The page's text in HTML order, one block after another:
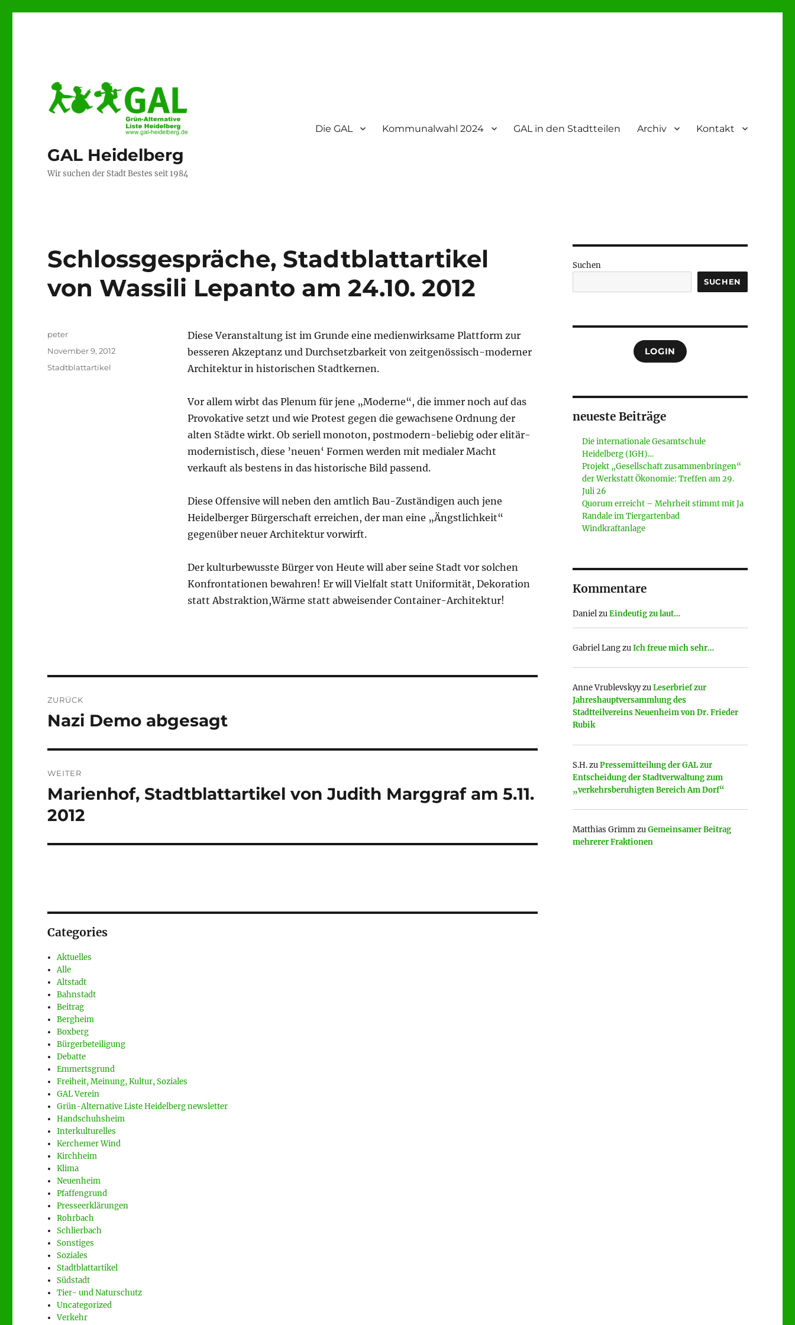
GAL Heidelberg
Wir suchen der Stadt Bestes seit 1984
Die GAL Kommunalwahl 2024 GAL in den Stadtteilen Archiv Kontakt
Schlossgespräche, Stadtblattartikel
von Wassili Lepanto am 24.10. 2012
Diese Veranstaltung ist im Grunde eine medienwirksame Plattform zur
besseren Akzeptanz und Durchsetzbarkeit von zeitgenössisch-moderner
Architektur in historischen Stadtkernen.
Vor allem wirbt das Plenum für jene „Moderne“, die immer noch auf das
Provokative setzt und wie Protest gegen die gewachsene Ordnung der
alten Städte wirkt. Ob seriell monoton, postmodern-beliebig oder elitär-
modernistisch, diese ’neuen‘ Formen werden mit medialer Macht
verkauft als bestens in das historische Bild passend.
Diese Offensive will neben den amtlich Bau-Zuständigen auch jene
Heidelberger Bürgerschaft erreichen, der man eine „Ängstlichkeit“
gegenüber neuer Architektur vorwirft.
Der kulturbewusste Bürger von Heute will aber seine Stadt vor solchen
Konfrontationen bewahren! Er will Vielfalt statt Uniformität, Dekoration
statt Abstraktion,Wärme statt abweisender Container-Architektur!
Autor
peter
Veröffentlicht
November 9, 2012
Kategorien
Stadtblattartikel
ZURÜCK
Vorheriger
Nazi Demo abgesagt
WEITER
Nächster
Beitrag:
Marienhof, Stadtblattartikel von Judith Marggraf am 5.11.
2012
Categories
Aktuelles
Alle
Altstadt
Bahnstadt
Beitrag
Bergheim
Boxberg
Bürgerbeteiligung
Debatte
Emmertsgrund
Freiheit, Meinung, Kultur, Soziales
GAL Verein
Grün-Alternative Liste Heidelberg newsletter
Handschuhsheim
Interkulturelles
Kerchemer Wind
Kirchheim
Klima
Neuenheim
Pfaffengrund
Presseerklärungen
Rohrbach
Schlierbach
Sonstiges
Soziales
Stadtblattartikel
Südstadt
Tier- und Naturschutz
Uncategorized
Verkehr
Suchen
SUCHEN
LOGIN
neueste Beiträge
Die internationale Gesamtschule
Heidelberg (IGH)…
Projekt „Gesellschaft zusammenbringen“
der Werkstatt Ökonomie: Treffen am 29.
Juli 26
Quorum erreicht – Mehrheit stimmt mit Ja
Randale im Tiergartenbad
Windkraftanlage
Kommentare
DanielzuEindeutig zu laut…
Gabriel LangzuIch freue mich sehr…
Anne VrublevskyyzuLeserbrief zur
Jahreshauptversammlung des
Stadtteilvereins Neuenheim von Dr. Frieder
Rubik
S.H.zuPressemitteilung der GAL zur
Entscheidung der Stadtverwaltung zum
„verkehrsberuhigten Bereich Am Dorf“
Matthias GrimmzuGemeinsamer Beitrag
mehrerer Fraktionen